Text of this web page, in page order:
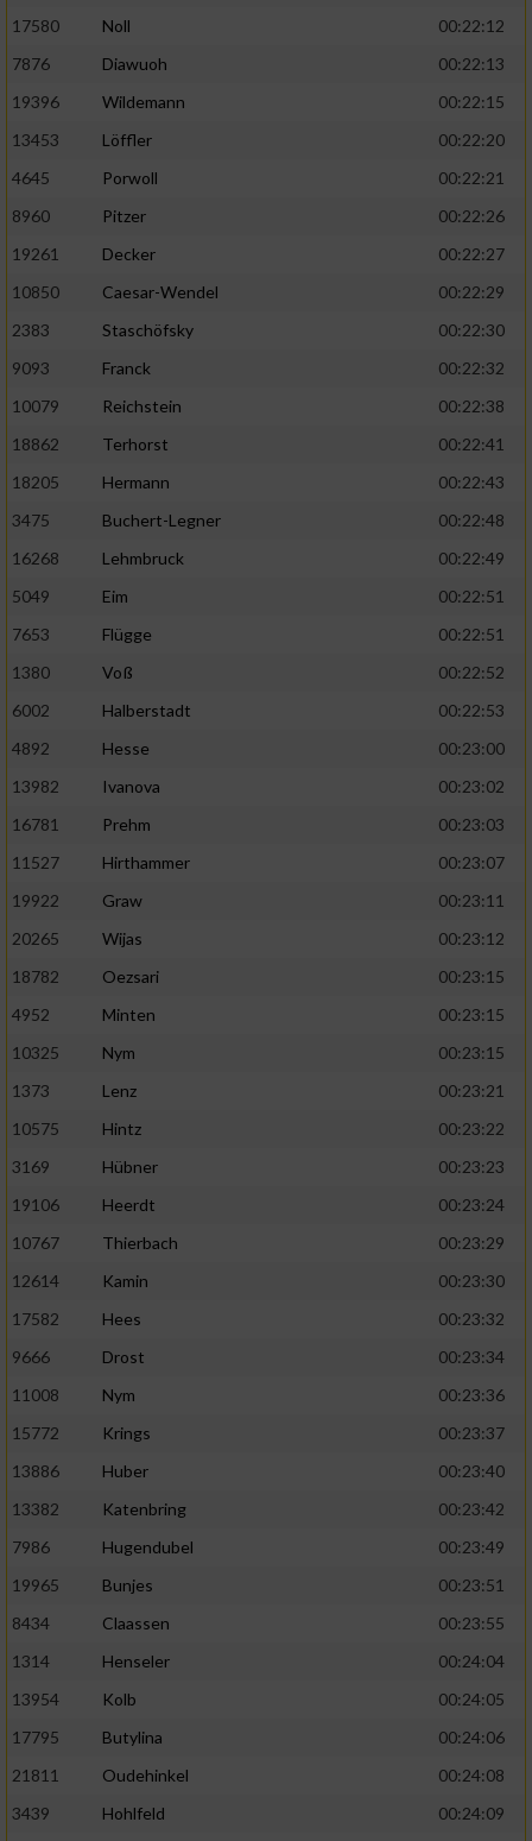
17580
Noll
00:22:12
7876
Diawuoh
00:22:13
19396
Wildemann
00:22:15
13453
Löffler
00:22:20
4645
Porwoll
00:22:21
8960
Pitzer
00:22:26
19261
Decker
00:22:27
10850
Caesar-Wendel
00:22:29
2383
Staschöfsky
00:22:30
9093
Franck
00:22:32
10079
Reichstein
00:22:38
18862
Terhorst
00:22:41
18205
Hermann
00:22:43
3475
Buchert-Legner
00:22:48
16268
Lehmbruck
00:22:49
5049
Eim
00:22:51
7653
Flügge
00:22:51
1380
Voß
00:22:52
6002
Halberstadt
00:22:53
4892
Hesse
00:23:00
13982
Ivanova
00:23:02
16781
Prehm
00:23:03
11527
Hirthammer
00:23:07
19922
Graw
00:23:11
20265
Wijas
00:23:12
18782
Oezsari
00:23:15
4952
Minten
00:23:15
10325
Nym
00:23:15
1373
Lenz
00:23:21
10575
Hintz
00:23:22
3169
Hübner
00:23:23
19106
Heerdt
00:23:24
10767
Thierbach
00:23:29
12614
Kamin
00:23:30
17582
Hees
00:23:32
9666
Drost
00:23:34
11008
Nym
00:23:36
15772
Krings
00:23:37
13886
Huber
00:23:40
13382
Katenbring
00:23:42
7986
Hugendubel
00:23:49
19965
Bunjes
00:23:51
8434
Claassen
00:23:55
1314
Henseler
00:24:04
13954
Kolb
00:24:05
17795
Butylina
00:24:06
21811
Oudehinkel
00:24:08
3439
Hohlfeld 00:24:09